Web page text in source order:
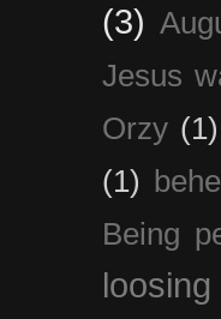
(3)
Jesus
Orzy (1)
(1)
Being
loosing